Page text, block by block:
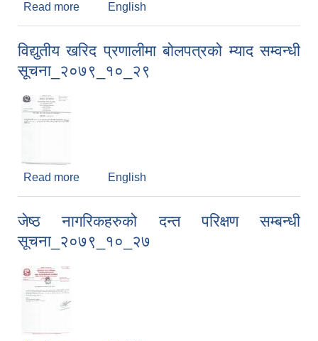
Read more about सार्वजनिक विदा सम्बन्धी सूचना_२०७९_१०_२९
English
विद्युतीय खरिद प्रणालीमा बोलपत्रको म्याद सम्वन्धी
सूचना_२०७९_१०_२९
Read more about विद्युतीय खरिद प्रणालीमा बोलपत्रको म्याद सम्वन्धी
English
जेष्ठ नागरिकहरुको दन्त परिक्षण सम्बन्धी
सूचना_२०७९_१०_२७